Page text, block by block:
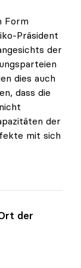
Form
Präsident
der
dies auch
dass die
der
mit sich
der